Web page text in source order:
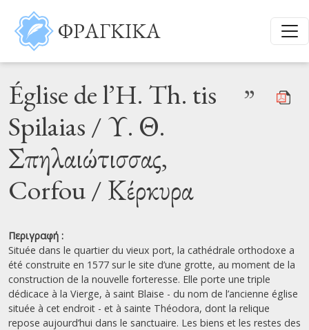
Παράκαμψη προς το κυρίως περιεχόμενο
ΦΡΑΓΚΙΚΑ
Église de l’H. Th. tis
Spilaias / Υ. Θ.
Σπηλαιώτισσας,
Corfou / Κέρκυρα
”
Περιγραφή :
Située dans le quartier du vieux port, la cathédrale orthodoxe a
été construite en 1577 sur le site d’une grotte, au moment de la
construction de la nouvelle forteresse. Elle porte une triple
dédicace à la Vierge, à saint Blaise - du nom de l’ancienne église
située à cet endroit - et à sainte Théodora, dont la relique
repose aujourd’hui dans le sanctuaire. Les biens et les restes des